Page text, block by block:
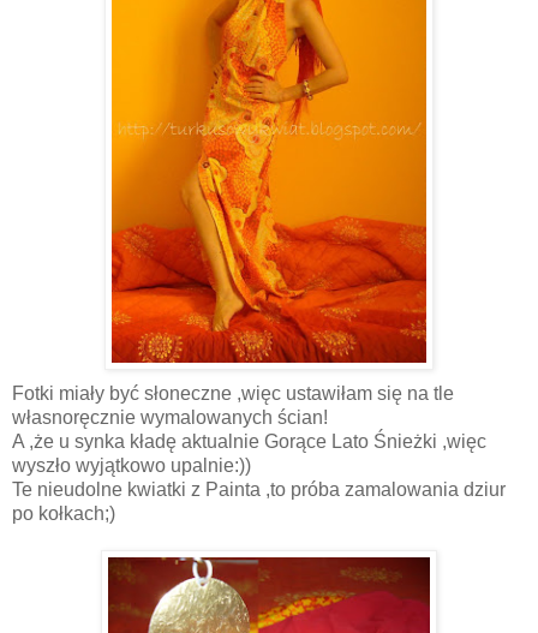
Fotki miały być słoneczne ,więc ustawiłam się na tle
własnoręcznie wymalowanych ścian!
A ,że u synka kładę aktualnie Gorące Lato Śnieżki ,więc
wyszło wyjątkowo upalnie:))
Te nieudolne kwiatki z Painta ,to próba zamalowania dziur
po kołkach;)